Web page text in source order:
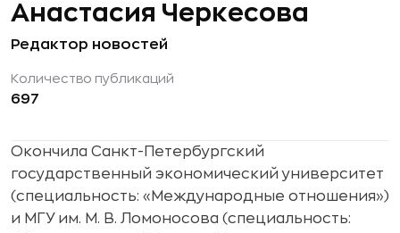
Окончила Санкт-Петербургский
государственный экономический университет
(специальность: «Международные отношения»)
и МГУ им. М. В. Ломоносова (специальность:
Анастасия Черкесова
Редактор новостей
Количество публикаций
697